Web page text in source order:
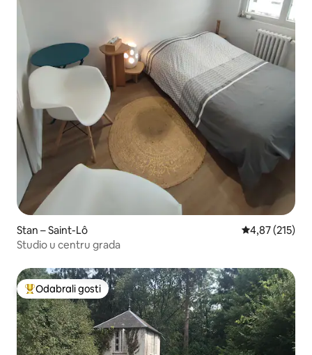
Stan – Saint-Lô Prosječna
4,87 (215)
Studio u centru grada
Među najviše rangiranima s oznakom „Odabrali gosti”
Odabrali gosti